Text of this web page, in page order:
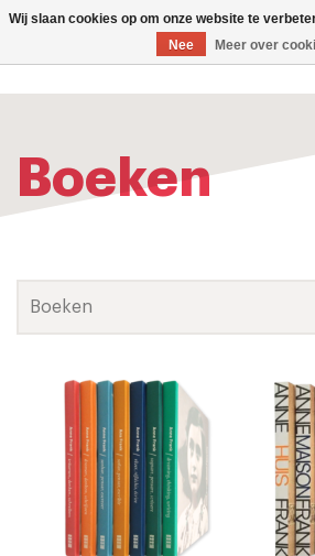
Boeken
Wij slaan cookies op om onze website te
Nee
Meer over